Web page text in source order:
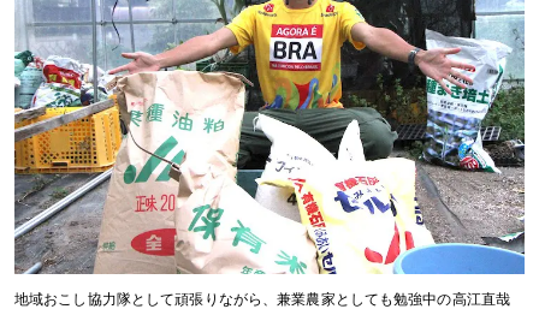
地域おこし協力隊として頑張りながら、兼業農家としても勉強中の高江直哉